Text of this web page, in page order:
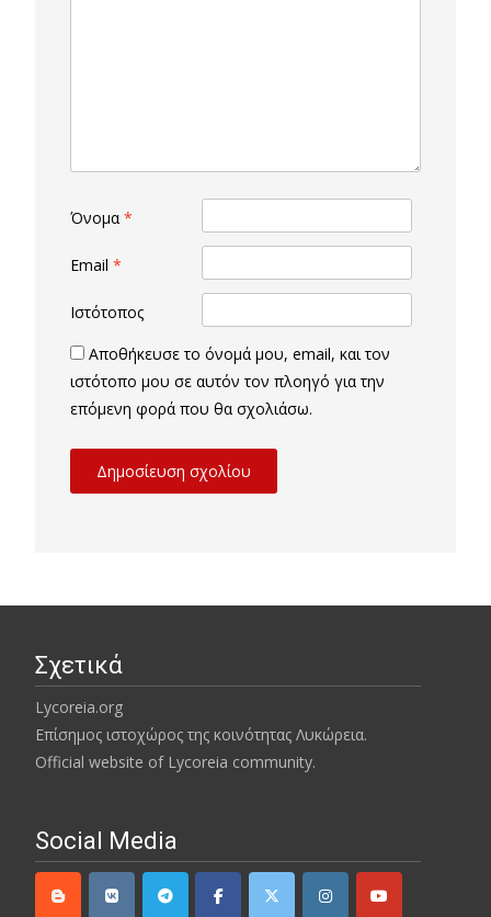
Όνομα *
Email *
Ιστότοπος
Αποθήκευσε το όνομά μου, email, και τον
ιστότοπο μου σε αυτόν τον πλοηγό για την
επόμενη φορά που θα σχολιάσω.
Σχετικά
Lycoreia.org
Επίσημος ιστοχώρος της κοινότητας Λυκώρεια.
Official website of Lycoreia community.
Social Media